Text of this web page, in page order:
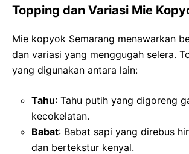
Topping dan Variasi Mie
Mie kopyok Semarang menawarkan
dan variasi yang menggugah selera.
yang digunakan antara lain:
Tahu: Tahu putih yang digoreng
kecokelatan.
Babat: Babat sapi yang direbus
dan bertekstur kenyal.